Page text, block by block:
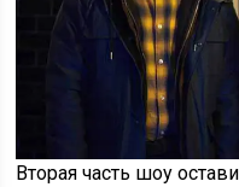
Вторая часть шоу